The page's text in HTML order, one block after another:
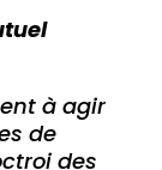
à agir
de
des